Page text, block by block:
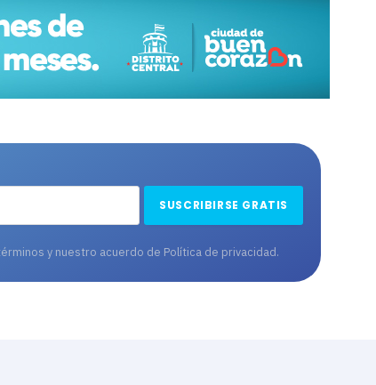
y nuestro acuerdo de Política de privacidad.